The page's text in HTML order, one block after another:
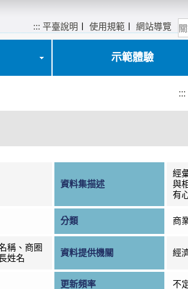
::: 平臺說明 〡使用規範 〡網站導覽
示範體驗
:::
資料集描述
經
與
有
分類 商
稱、商圈
姓名
資料提供機關 經
更新頻率 不